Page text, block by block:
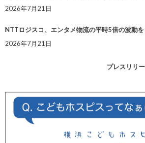
2026年7月21日
NTTロジスコ、エンタメ物流の平時5倍の波動
2026年7月21日
プレスリリ